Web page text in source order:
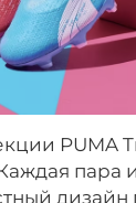
PUMA
пара
дизайн